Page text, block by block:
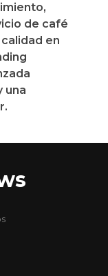
,
de café
en
una